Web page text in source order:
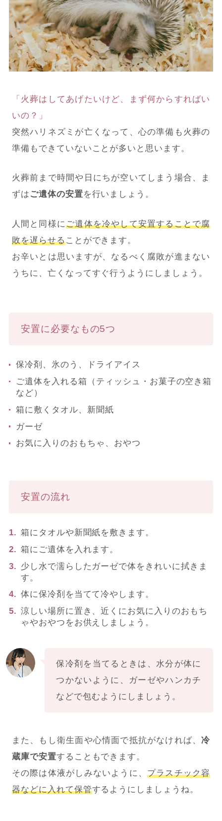
「火葬はしてあげたいけど、まず何からすればい
いの？」
突然ハリネズミが亡くなって、心の準備も火葬の
準備もできていないことが多いと思います。
火葬前まで時間や日にちが空いてしまう場合、ま
ずは ご遺体の安置を行いましょう。
人間と同様にご遺体を冷やして安置することで腐
敗を遅らせることができます。
お辛いとは思いますが、なるべく腐敗が進まない
うちに、亡くなってすぐ行うようにしましょう。
安置に必要なもの5つ
保冷剤、氷のう、ドライアイス
ご遺体を入れる箱（ティッシュ・お菓子の空き箱
など）
箱に敷くタオル、新聞紙
ガーゼ
お気に入りのおもちゃ、おやつ
安置の流れ
箱にタオルや新聞紙を敷きます。
箱にご遺体を入れます。
少し水で濡らしたガーゼで体をきれいに拭きま
す。
体に保冷剤を当てて冷やします。
涼しい場所に置き、近くにお気に入りのおもち
ゃやおやつをお供えしましょう。
保冷剤を当てるときは、水分が体に
つかないように、ガーゼやハンカチ
などで包むようにしましょう。
また、もし衛生面や心情面で抵抗がなければ、冷
蔵庫で安置することもできます。
その際は体液がしみないように、 プラスチック容
器などに入れて保管するようにしましょうね。